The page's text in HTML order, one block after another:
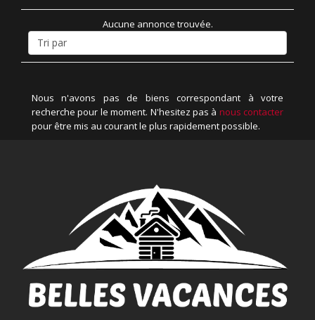
Aucune annonce trouvée.
Nous n'avons pas de biens correspondant à votre
recherche pour le moment. N'hesitez pas à nous contacter
pour être mis au courant le plus rapidement possible.